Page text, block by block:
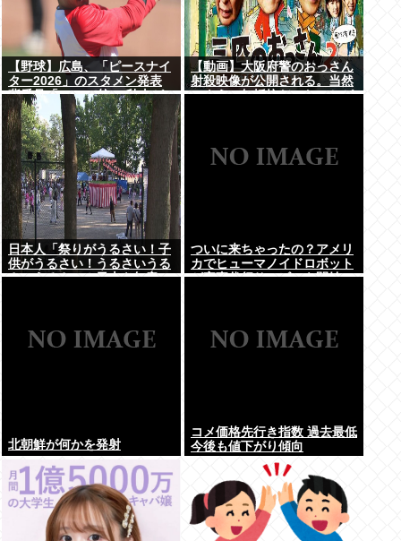
【野球】広島、「ピースナイ
ター2026」のスタメン発表
背番号「86」で統一 秋山が
カープ移籍後初の4番 小園は
6番
【動画】大阪府警のおっさん
射殺映像が公開される。当然
のように無抵抗だったことが
日本人「祭りがうるさい！子
供がうるさい！うるさいうる
さいうるさい！日本を無音の
ついに来ちゃったの？アメリ
カでヒューマノイドロボット
が家事代行サービスを開始
北朝鮮が何かを発射
コメ価格先行き指数 過去最低
今後も値下がり傾向